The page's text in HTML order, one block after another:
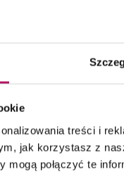
treści i
jak korzystasz z
mogą połączyć te
- Głębokość: